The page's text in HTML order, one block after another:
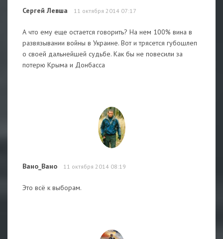
Сергей Левша 11 октября 2014 07:17
А что ему еще остается говорить? На нем 100% вина в
развязывании войны в Украине. Вот и трясется губошлеп
о своей дальнейшей судьбе. Как бы не повесили за
потерю Крыма и Донбасса
Вано_Вано 11 октября 2014 08:19
Это всё к выборам.